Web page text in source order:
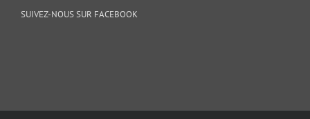
SUIVEZ-NOUS SUR FACEBOOK